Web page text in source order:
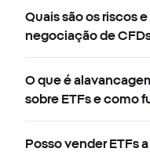
Quais são os riscos
negociação de
O que é
sobre ETFs e como
Posso vender ETFs